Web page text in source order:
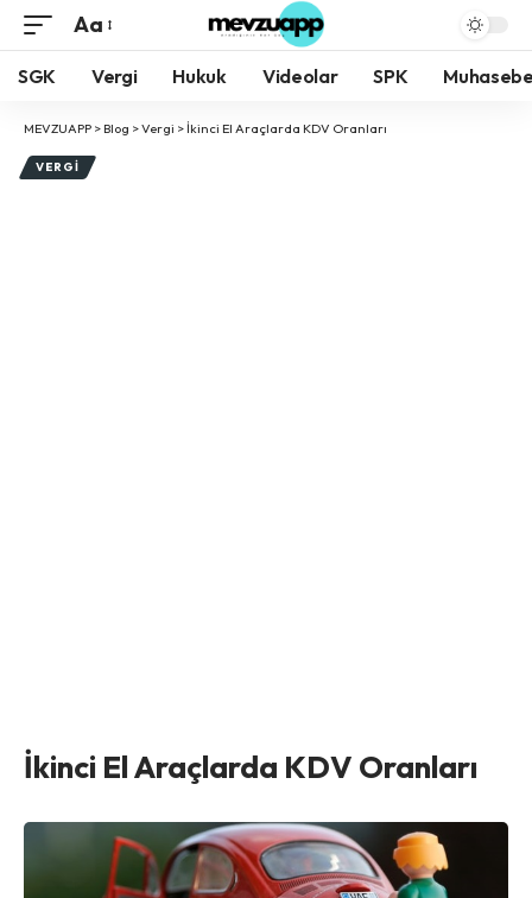
Yazı
Tipi
Aa
SGK Vergi Hukuk Videolar SPK
MEVZUAPP > Blog >Vergi > İkinci El Araçlarda KDV Oranları
VERGI
İkinci El Araçlarda KDV Oranları